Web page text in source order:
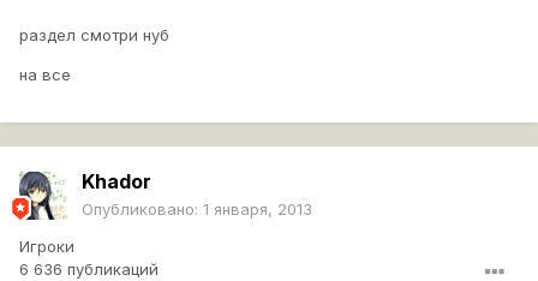
раздел смотри нуб
на все
Khador
Опубликовано: 1 января, 2013
Игроки
6 636 публикаций